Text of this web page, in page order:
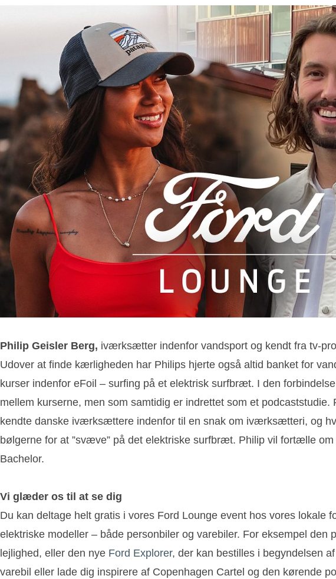
Philip Geisler Berg, iværksætter indenfor vandsport og kendt fra tv-
Udover at finde kærligheden har Philips hjerte også altid banket for
kurser indenfor eFoil – surfing på et elektrisk surfbræt. I den
mellem kurserne, men som samtidig er indrettet som et podcaststudie.
kendte danske iværksættere indenfor til en snak om iværksætteri, og
bølgerne for at ”svæve” på det elektriske surfbræt. Philip vil fortælle
Bachelor.
Vi glæder os til at se dig
Du kan deltage helt gratis i vores Ford Lounge event hos vores
elektriske modeller – både personbiler og varebiler. For eksempel den
lejlighed, eller den nye Ford Explorer, der kan bestilles i begyndelsen
varebil eller lade dig inspirere af Copenhagen Cartel og den kørende